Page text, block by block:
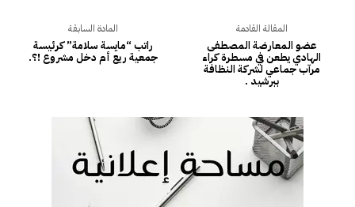
المادة السابقة
راتب “مايسة سلامة” كرئيسة
جمعية ريع أم دخل مشروع !؟.
المقالة القادمة
عضو المعارضة المصطفى
الهادي يطعن في مسطرة كراء
مرآب جماعي لشركة النظافة
ببرشيد .